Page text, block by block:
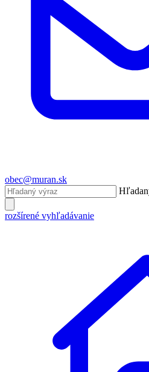
obec@muran.sk
rozšírené vyhľadávanie